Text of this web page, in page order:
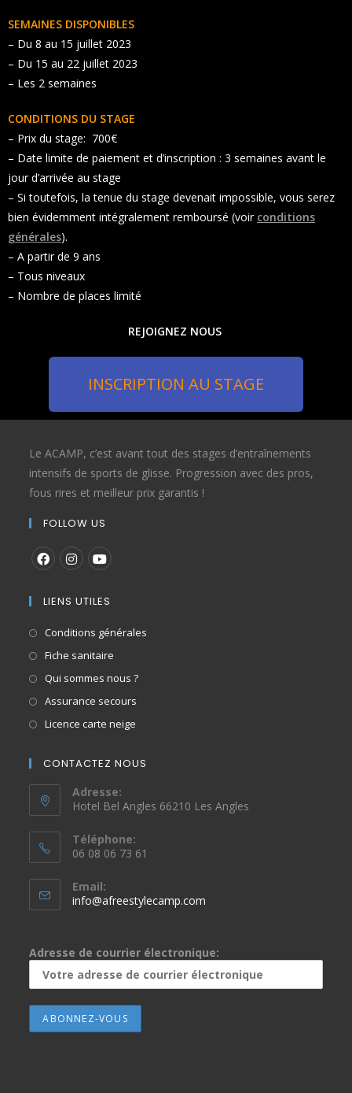
SEMAINES DISPONIBLES
– Du 8 au 15 juillet 2023
– Du 15 au 22 juillet 2023
– Les 2 semaines
CONDITIONS DU STAGE
– Prix du stage: 700€
– Date limite de paiement et d’inscription : 3 semaines avant le
jour d’arrivée au stage
– Si toutefois, la tenue du stage devenait impossible, vous serez
bien évidemment intégralement remboursé (voir conditions
générales).
– A partir de 9 ans
– Tous niveaux
– Nombre de places limité
REJOIGNEZ NOUS
INSCRIPTION AU STAGE
Le ACAMP, c’est avant tout des stages d’entraînements
intensifs de sports de glisse. Progression avec des pros,
fous rires et meilleur prix garantis !
FOLLOW US
LIENS UTILES
Conditions générales
Fiche sanitaire
Qui sommes nous ?
Assurance secours
Licence carte neige
CONTACTEZ NOUS
Adresse:
Hotel Bel Angles 66210 Les Angles
Téléphone:
06 08 06 73 61
Email:
info@afreestylecamp.com
Adresse de courrier électronique: